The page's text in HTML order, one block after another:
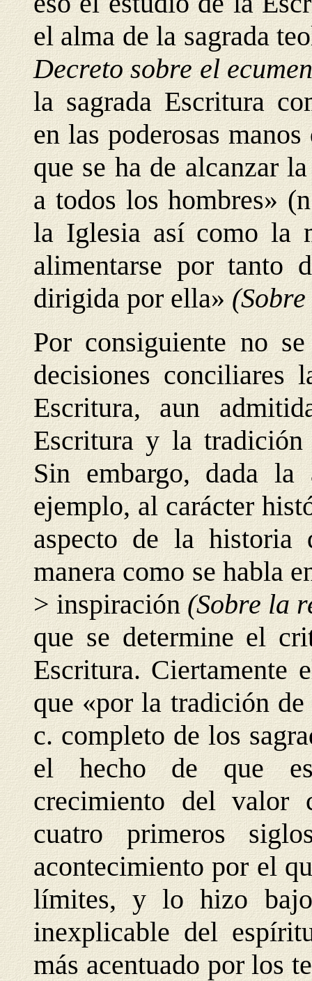
el alma de la sagrada
Decreto sobre el
la sagrada Escritura
en las poderosas
que se ha de alcanzar
a todos los hombres»
la Iglesia así como la
alimentarse por tanto
dirigida por ella»
Por consiguiente no
decisiones conciliares
Escritura, aun
Escritura y la
Sin embargo, dada la
ejemplo, al carácter
aspecto de la historia
manera como se habla
> inspiración(Sobre la
que se determine el
Escritura.
que «por la tradición
c. completo de los
el hecho de que
crecimiento del valor
cuatro primeros
acontecimiento por el
límites, y lo hizo bajo
inexplicable del
más acentuado por los